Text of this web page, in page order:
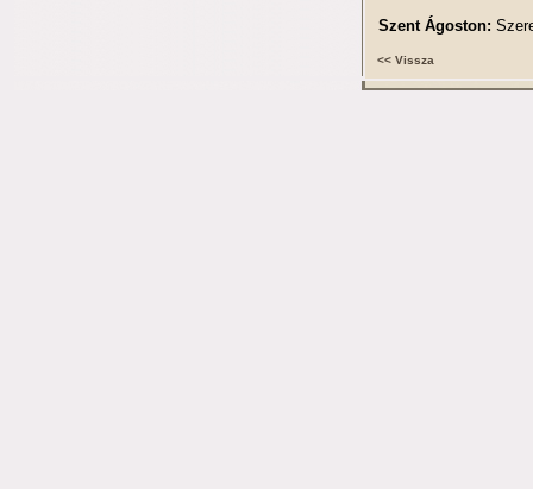
Szent Ágoston:
<< Vissza